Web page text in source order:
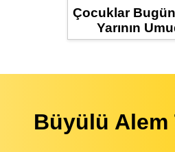
Çocuklar
Yarının
Büyülü